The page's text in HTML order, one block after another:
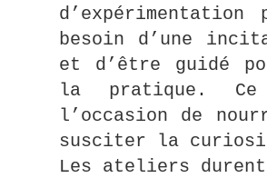
besoin d’une
et d’être guidé
la pratique.
l’occasion de
susciter la
Les ateliers durent